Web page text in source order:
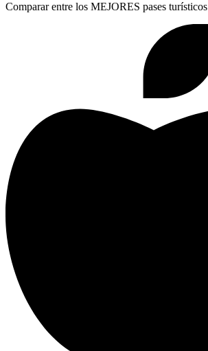
Comparar entre los MEJORES pases turísticos